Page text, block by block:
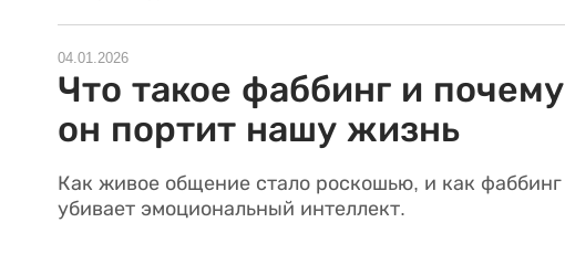
04.01.2026
Что такое фаббинг и почему
он портит нашу жизнь
Как живое общение стало роскошью, и как фаббинг
убивает эмоциональный интеллект.